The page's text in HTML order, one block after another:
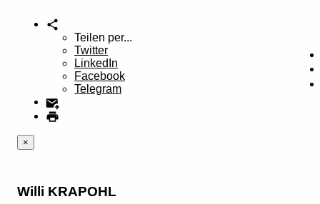
Teilen per...
Twitter
LinkedIn
Facebook
Telegram
×
Willi KRAPOHL